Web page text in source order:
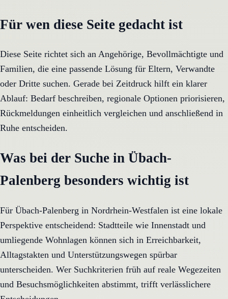
Für wen diese Seite gedacht ist
Diese Seite richtet sich an Angehörige, Bevollmächtigte und
Familien, die eine passende Lösung für Eltern, Verwandte
oder Dritte suchen. Gerade bei Zeitdruck hilft ein klarer
Ablauf: Bedarf beschreiben, regionale Optionen priorisieren,
Rückmeldungen einheitlich vergleichen und anschließend in
Ruhe entscheiden.
Was bei der Suche in Übach-
Palenberg besonders wichtig ist
Für Übach-Palenberg in Nordrhein-Westfalen ist eine lokale
Perspektive entscheidend: Stadtteile wie Innenstadt und
umliegende Wohnlagen können sich in Erreichbarkeit,
Alltagstakten und Unterstützungswegen spürbar
unterscheiden. Wer Suchkriterien früh auf reale Wegezeiten
und Besuchsmöglichkeiten abstimmt, trifft verlässlichere